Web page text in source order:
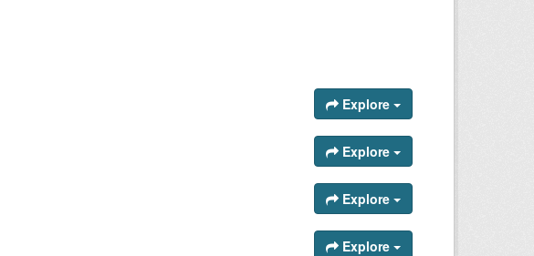
Explore
Explore
Explore
Explore